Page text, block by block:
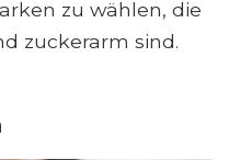
zu wählen, die
zuckerarm sind.